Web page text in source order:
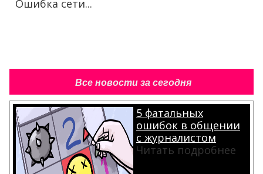
Ошибка сети...
Все новости за сегодня
5 фатальных
ошибок в общении
с журналистом
Читать подробнее